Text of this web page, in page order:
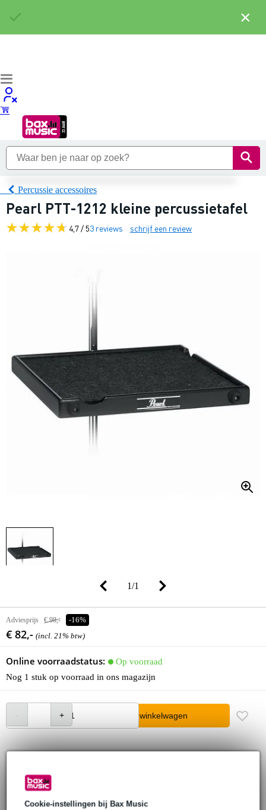
Cookie-instellingen bij Bax Music
Percussie accessoires
Pearl PTT-1212 kleine percussietafel
4,7 / 53 reviews schrijf een review
1/1
Adviesprijs € 98,- -16%
€ 82,- (incl. 21% btw)
Online voorraadstatus:
Op voorraad
Nog 1 stuk op voorraad in ons magazijn
In winkelwagen
30 dagen 'niet goed geld terug' garantie
×